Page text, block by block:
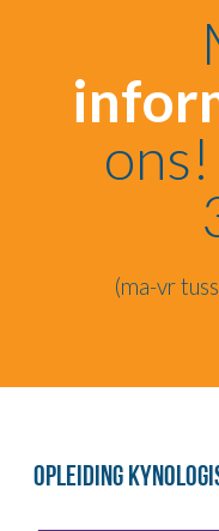
(ma-vr
Opleiding